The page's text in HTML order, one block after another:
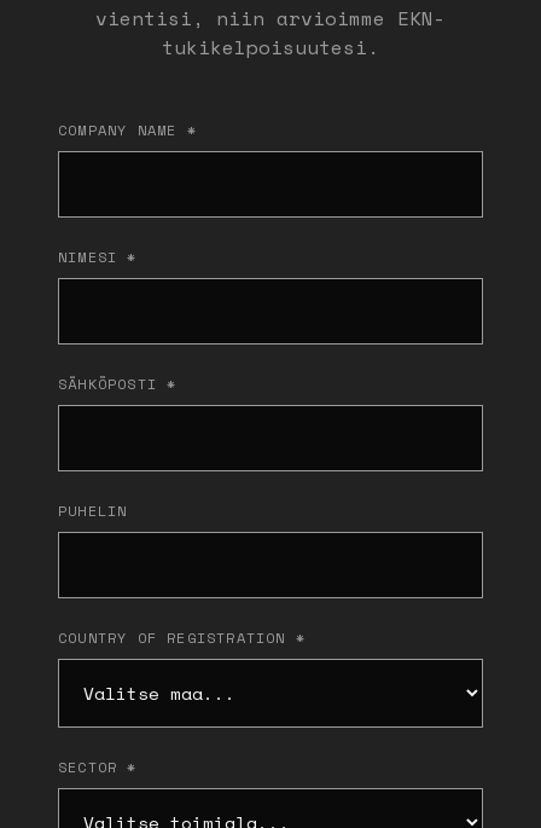
vientisi, niin arvioimme EKN-
tukikelpoisuutesi.
COMPANY NAME *
NIMESI *
SÄHKÖPOSTI *
PUHELIN
COUNTRY OF REGISTRATION *
SECTOR *